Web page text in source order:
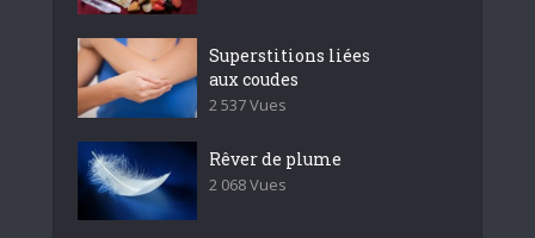
Superstitions liées
aux coudes
2 537 Vues
Rêver de plume
2 068 Vues